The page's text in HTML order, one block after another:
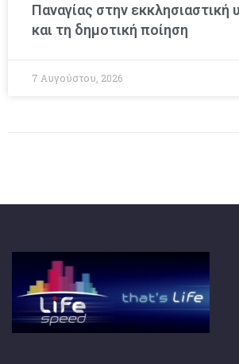
Παναγίας στην εκκλησιαστική
και τη δημοτική ποίηση
7 Αυγούστου, 2026